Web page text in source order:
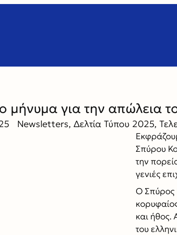
μήνυμα για την απώλεια
Newsletters, Δελτία Τύπου 2025,
Σπύρου
την
γενιές
Ο Σπύρος
και
του